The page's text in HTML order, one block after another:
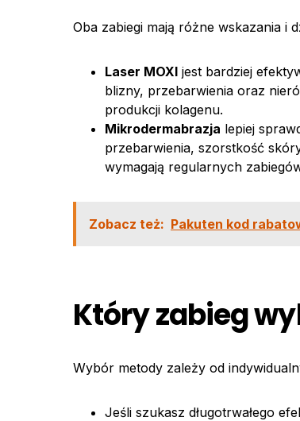
Oba zabiegi mają różne wskazania i
Laser MOXI jest bardziej
blizny, przebarwienia oraz
produkcji kolagenu.
Mikrodermabrazja lepiej
przebarwienia, szorstkość
wymagają regularnych
Zobacz też: Pakuten kod
Który zabieg
Wybór metody zależy od
Jeśli szukasz długotrwałego